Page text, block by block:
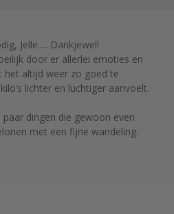
Jelle…. Dankjewel!
door er allerlei emoties en
het altijd weer zo goed te
lichter en luchtiger aanvoelt.
paar dingen die gewoon even
met een fijne wandeling.